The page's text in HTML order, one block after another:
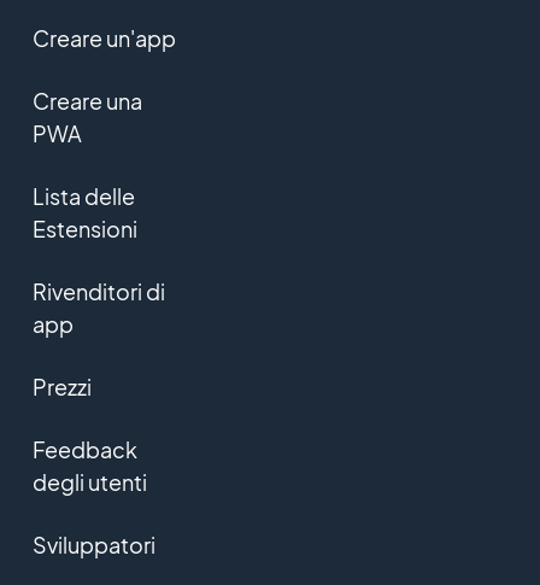
Creare un'app
Creare una
PWA
Lista delle
Estensioni
Rivenditori di
app
Prezzi
Feedback
degli utenti
Sviluppatori